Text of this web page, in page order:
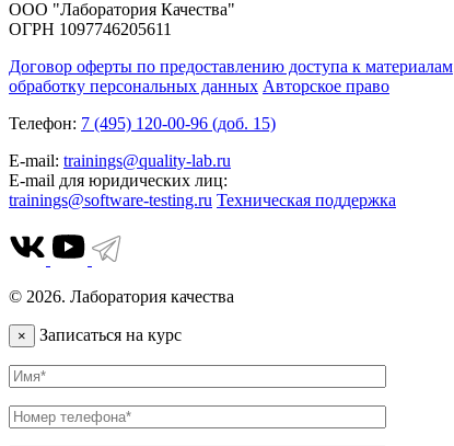
ООО "Лаборатория Качества"
ОГРН 1097746205611
Договор оферты по предоставлению доступа к материалам
обработку персональных данных Авторское право
Телефон: 7 (495) 120-00-96 (доб. 15)
E-mail: trainings@quality-lab.ru
E-mail для юридических лиц:
trainings@software-testing.ru Техническая поддержка
© 2026. Лаборатория качества
× Записаться на курс